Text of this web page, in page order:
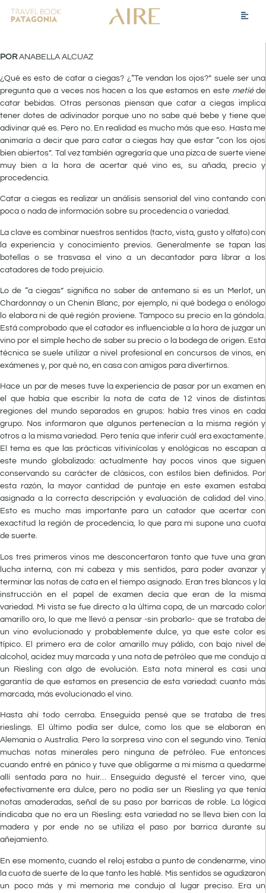
PORANABELLA ALCUAZ
¿Qué es esto de catar a ciegas? ¿“Te vendan los ojos?” suele ser una
pregunta que a veces nos hacen a los que estamos en este metiéde
catar bebidas. Otras personas piensan que catar a ciegas implica
tener dotes de adivinador porque uno no sabe qué bebe y tiene que
adivinar qué es. Pero no. En realidad es mucho más que eso. Hasta me
animaría a decir que para catar a ciegas hay que estar “con los ojos
bien abiertos”. Tal vez también agregaría que una pizca de suerte viene
muy bien a la hora de acertar qué vino es, su añada, precio y
procedencia.
Catar a ciegas es realizar un análisis sensorial del vino contando con
poca o nada de información sobre su procedencia o variedad.
La clave es combinar nuestros sentidos (tacto, vista, gusto y olfato) con
la experiencia y conocimiento previos. Generalmente se tapan las
botellas o se trasvasa el vino a un decantador para librar a los
catadores de todo prejuicio.
Lo de “a ciegas” significa no saber de antemano si es un Merlot, un
Chardonnay o un Chenin Blanc, por ejemplo, ni qué bodega o enólogo
lo elabora ni de qué región proviene. Tampoco su precio en la góndola.
Está comprobado que el catador es influenciable a la hora de juzgar un
vino por el simple hecho de saber su precio o la bodega de origen. Esta
técnica se suele utilizar a nivel profesional en concursos de vinos, en
exámenes y, por qué no, en casa con amigos para divertirnos.
Hace un par de meses tuve la experiencia de pasar por un examen en
el que había que escribir la nota de cata de 12 vinos de distintas
regiones del mundo separados en grupos: había tres vinos en cada
grupo. Nos informaron que algunos pertenecían a la misma región y
otros a la misma variedad. Pero tenía que inferir cuál era exactamente.
El tema es que las prácticas vitivinícolas y enológicas no escapan a
este mundo globalizado: actualmente hay pocos vinos que siguen
conservando su carácter de clásicos, con estilos bien definidos. Por
esta razón, la mayor cantidad de puntaje en este examen estaba
asignada a la correcta descripción y evaluación de calidad del vino.
Esto es mucho mas importante para un catador que acertar con
exactitud la región de procedencia, lo que para mi supone una cuota
de suerte.
Los tres primeros vinos me desconcertaron tanto que tuve una gran
lucha interna, con mi cabeza y mis sentidos, para poder avanzar y
terminar las notas de cata en el tiempo asignado. Eran tres blancos y la
instrucción en el papel de examen decía que eran de la misma
variedad. Mi vista se fue directo a la última copa, de un marcado color
amarillo oro, lo que me llevó a pensar -sin probarlo- que se trataba de
un vino evolucionado y probablemente dulce, ya que este color es
típico. El primero era de color amarillo muy pálido, con bajo nivel de
alcohol, acidez muy marcada y una nota de petróleo que me condujo a
un Riesling con algo de evolución. Esta nota mineral es casi una
garantía de que estamos en presencia de esta variedad: cuanto más
marcada, más evolucionado el vino.
Hasta ahí todo cerraba. Enseguida pensé que se trataba de tres
rieslings. El último podía ser dulce, como los que se elaboran en
Alemania o Australia. Pero la sorpresa vino con el segundo vino. Tenía
muchas notas minerales pero ninguna de petróleo. Fue entonces
cuando entré en pánico y tuve que obligarme a mi misma a quedarme
allí sentada para no huir… Enseguida degusté el tercer vino, que
efectivamente era dulce, pero no podía ser un Riesling ya que tenía
notas amaderadas, señal de su paso por barricas de roble. La lógica
indicaba que no era un Riesling: esta variedad no se lleva bien con la
madera y por ende no se utiliza el paso por barrica durante su
añejamiento.
En ese momento, cuando el reloj estaba a punto de condenarme, vino
la cuota de suerte de la que tanto les hablé. Mis sentidos se agudizaron
un poco más y mi memoria me condujo al lugar preciso. Era un